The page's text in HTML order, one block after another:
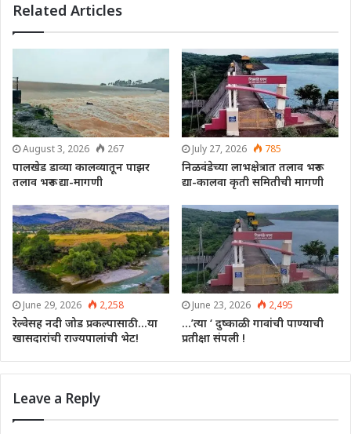
Related Articles
August 3, 2026 267
पालखेड डाव्या कालव्यातून पाझर
तलाव भरून द्या-मागणी
July 27, 2026 785
निळवंडेच्या लाभक्षेत्रात तलाव भरून
द्या-कालवा कृती समितीची मागणी
June 29, 2026 2,258
रेल्वेसह नदी जोड प्रकल्पासाठी…या
खासदारांची राज्यपालांची भेट!
June 23, 2026 2,495
…’त्या ‘ दुष्काळी गावांची पाण्याची
प्रतीक्षा संपली !
Leave a Reply